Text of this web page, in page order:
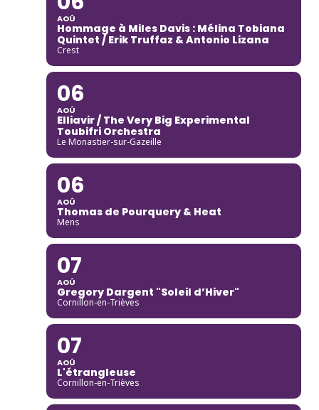
AOÛ
Hommage à Miles Davis : Mélina Tobiana
Quintet / Erik Truffaz & Antonio Lizana
Crest
06
AOÛ
Elliavir / The Very Big Experimental
Toubifri Orchestra
Le Monastier-sur-Gazeille
06
AOÛ
Thomas de Pourquery & Heat
Mens
07
AOÛ
Gregory Dargent "Soleil d’Hiver"
Cornillon-en-Trièves
07
AOÛ
L'étrangleuse
Cornillon-en-Trièves